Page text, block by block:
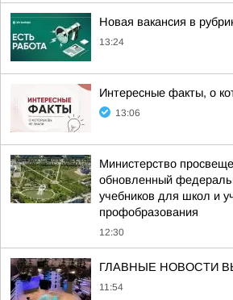
Новая вакансия в
13:24
Интересные факты, о
13:06
Министерство
обновленный
учебников для школ и
профобразования
12:30
ГЛАВНЫЕ НОВОСТИ
11:54